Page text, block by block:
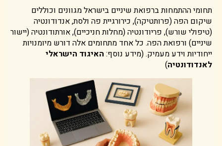
תחומי ההתמחות ברפואת שיניים בישראל מגוונים וכוללים
שיקום הפה (פרותטיקה), כירורגיית פה ולסת, אנדודונטיה
(טיפולי שורש), פריודונטיה (מחלות חניכיים), אורתודונטיה (יישור
שיניים) ורפואת הפה. כל אחד מתחומים אלה דורש מיומנויות
ייחודיות וידע מעמיק. (מידע נוסף: האיגוד הישראלי
לאנדודונטיה)